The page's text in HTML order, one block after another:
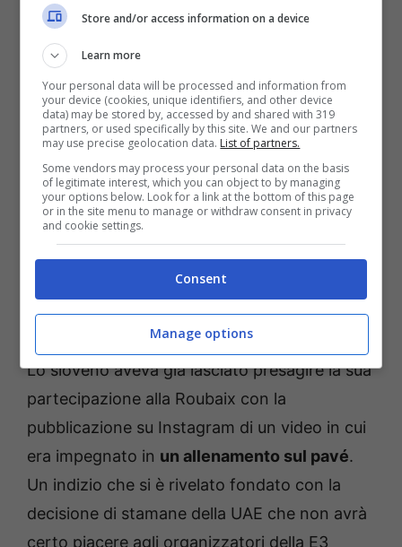
alla Gand Wevelgem. Dopo averne discusso
con la squadra, si è deciso di modificare il suo
calendario per permettergli di focalizzarsi sul
Giro delle Fiandre e la Parigi-Roubaix con
l’obiettivo diessere al massimo per queste
due corse iconiche“, questo il comunicato
con cui la UAE Emirates ha ufficializzato la
decisione di Pogacar, evidentemente
motivatissimo nell’andarsi a prendere l’unica
Classica Monumento che manca al suo
palmares.
Lo sloveno aveva già lasciato presagire la sua
partecipazione alla Roubaix con la
pubblicazione su Instagram di un video in cui
era impegnato in un allenamento sul pavé.
Un indizio che si è rivelato fondato con la
decisione di stamane della UAE che non avrà
certo piacere agli organizzatori della E3
Store and/or access information on a device
Learn more
Your personal data will be processed and information from
your device (cookies, unique identifiers, and other device
data) may be stored by, accessed by and shared with 319
partners, or used specifically by this site. We and our partners
may use precise geolocation data. List of partners.
Some vendors may process your personal data on the basis
of legitimate interest, which you can object to by managing
your options below. Look for a link at the bottom of this page
or in the site menu to manage or withdraw consent in privacy
and cookie settings.
Consent
Manage options